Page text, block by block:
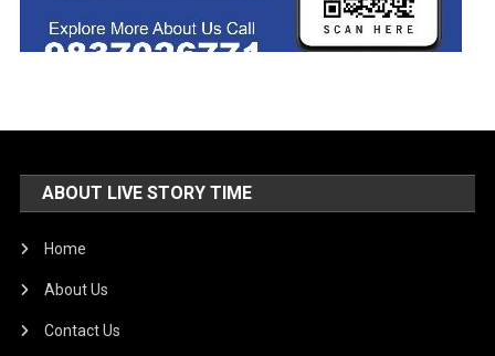
ABOUT LIVE STORY TIME
Home
About Us
Contact Us